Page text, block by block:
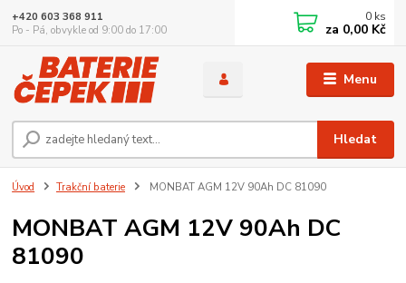
Menu
Hledat
+420 603 368 911
Po - Pá, obvykle od 9:00 do 17:00
0 ks
za 0,00 Kč
Úvod Trakční baterie MONBAT AGM 12V 90Ah DC 81090
MONBAT AGM 12V 90Ah DC
81090